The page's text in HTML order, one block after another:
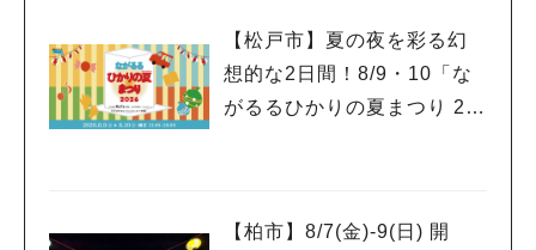
【松戸市】夏の夜を彩る幻
想的な2日間！8/9・10「な
がるるひかりの夏まつり 20
【柏市】8/7(金)‐9(日) 開